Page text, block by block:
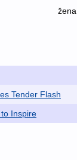
žena
Tender Flash
Inspire